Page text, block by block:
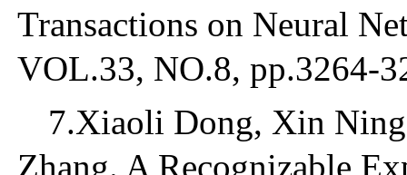
Transactions on Neural
VOL.33, NO.8, pp.3264-
7.Xiaoli Dong, Xin
Zhang. A Recognizable